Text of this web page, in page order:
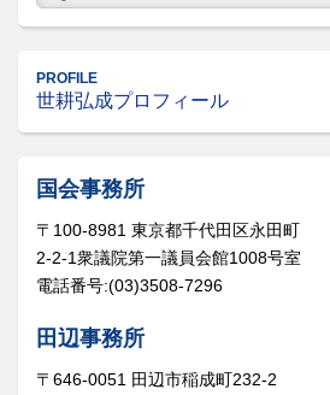
PROFILE
世耕弘成プロフィール
国会事務所
〒100-8981 東京都千代田区永田町
2-2-1衆議院第一議員会館1008号室
電話番号:(03)3508-7296
田辺事務所
〒646-0051 田辺市稲成町232-2